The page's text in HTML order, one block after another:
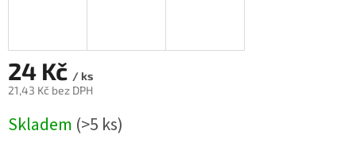
24 Kč / ks
21,43 Kč bez DPH
cena:
Skladem (>5 ks)